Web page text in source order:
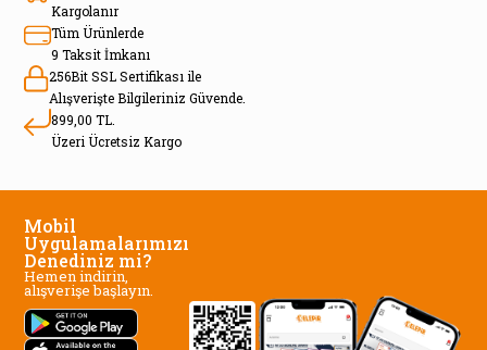
Kargolanır
Tüm Ürünlerde
9 Taksit İmkanı
256Bit SSL Sertifikası ile
Alışverişte Bilgileriniz Güvende.
899,00 TL.
Üzeri Ücretsiz Kargo
Mobil
Uygulamalarımızı
Denediniz mi?
Hemen indirin,
alışverişe başlayın.